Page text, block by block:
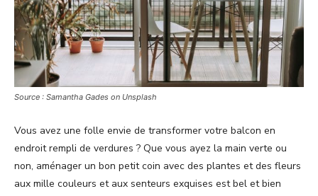
Source : Samantha Gades on Unsplash
Vous avez une folle envie de transformer votre balcon en
endroit rempli de verdures ? Que vous ayez la main verte ou
non, aménager un bon petit coin avec des plantes et des fleurs
aux mille couleurs et aux senteurs exquises est bel et bien